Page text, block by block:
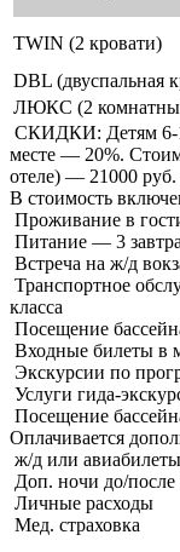
TWIN (2 кровати)
DBL (двуспальная
ЛЮКС (2
СКИДКИ: Детям 6-
месте — 20%.
отеле) — 21000 руб.
В стоимость
Проживание в
Питание — 3
Встреча на ж/д
Транспортное
класса
Посещение
Входные билеты в
Экскурсии по
Услуги гида-
Посещение
Оплачивается
ж/д или авиабилеты
Доп. ночи до/
Личные расходы
Мед. страховка